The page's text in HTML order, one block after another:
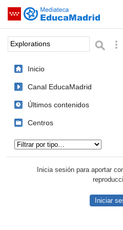
Saltar navegación
Palabra o frase:
Inicio
Canal EducaMadrid
Últimos contenidos
Centros
Inicia sesión para aportar
Iniciar